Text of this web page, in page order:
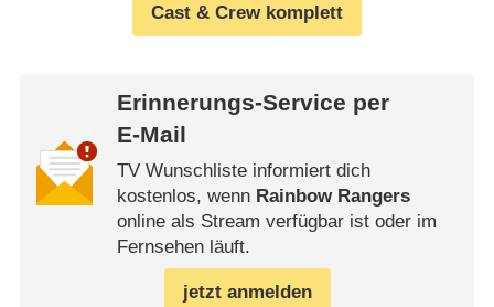
Cast & Crew komplett
Erinnerungs-Service per
E-Mail
TV Wunschliste informiert dich
kostenlos, wenn Rainbow Rangers
online als Stream verfügbar ist oder im
Fernsehen läuft.
jetzt anmelden